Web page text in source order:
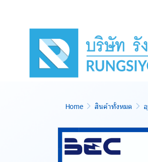
Home สินค้าทั้งหมด